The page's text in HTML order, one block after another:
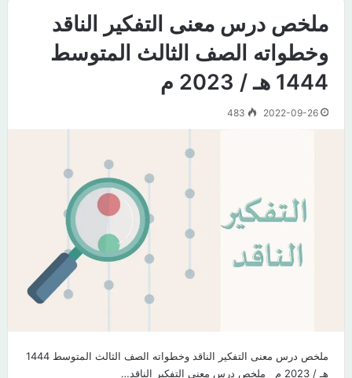
ملخص درس معنى التفكير الناقد
وخطواته الصف الثالث المتوسط
1444 هـ / 2023 م
2022-09-26
483
ملخص درس معنى التفكير الناقد وخطواته الصف الثالث المتوسط 1444
هـ / 2023 م​ ملخص درس معنى التفكير الناقد…